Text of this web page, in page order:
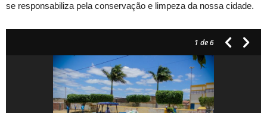
se responsabiliza pela conservação e limpeza da nossa cidade.
1 de 6